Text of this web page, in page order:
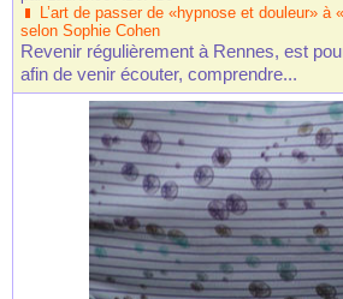
L’art de passer de «hypnose et douleur» à
selon Sophie Cohen
Revenir régulièrement à Rennes, est
afin de venir écouter, comprendre...